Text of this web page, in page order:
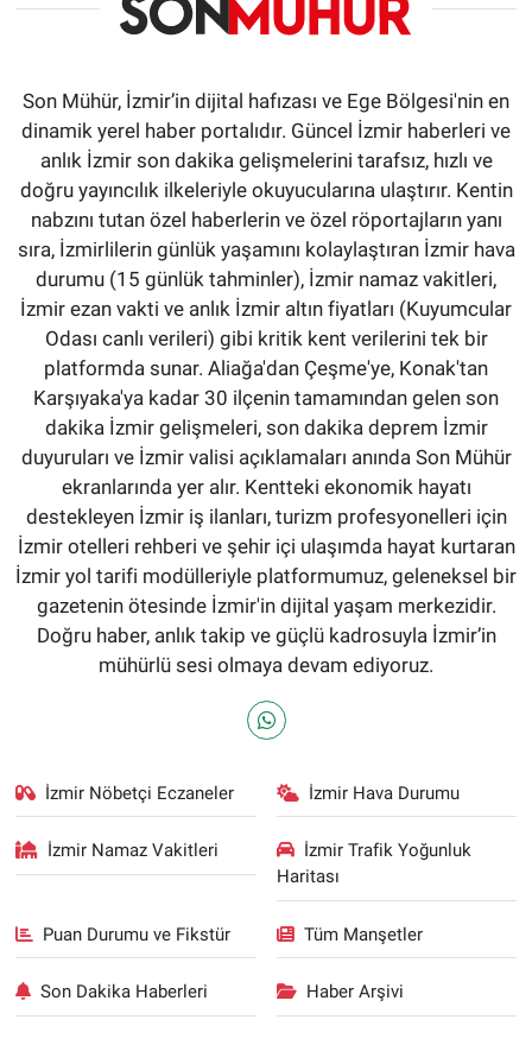
Son Mühür, İzmir’in dijital hafızası ve Ege Bölgesi'nin en
dinamik yerel haber portalıdır. Güncel İzmir haberleri ve
anlık İzmir son dakika gelişmelerini tarafsız, hızlı ve
doğru yayıncılık ilkeleriyle okuyucularına ulaştırır. Kentin
nabzını tutan özel haberlerin ve özel röportajların yanı
sıra, İzmirlilerin günlük yaşamını kolaylaştıran İzmir hava
durumu (15 günlük tahminler), İzmir namaz vakitleri,
İzmir ezan vakti ve anlık İzmir altın fiyatları (Kuyumcular
Odası canlı verileri) gibi kritik kent verilerini tek bir
platformda sunar. Aliağa'dan Çeşme'ye, Konak'tan
Karşıyaka'ya kadar 30 ilçenin tamamından gelen son
dakika İzmir gelişmeleri, son dakika deprem İzmir
duyuruları ve İzmir valisi açıklamaları anında Son Mühür
ekranlarında yer alır. Kentteki ekonomik hayatı
destekleyen İzmir iş ilanları, turizm profesyonelleri için
İzmir otelleri rehberi ve şehir içi ulaşımda hayat kurtaran
İzmir yol tarifi modülleriyle platformumuz, geleneksel bir
gazetenin ötesinde İzmir'in dijital yaşam merkezidir.
Doğru haber, anlık takip ve güçlü kadrosuyla İzmir’in
mühürlü sesi olmaya devam ediyoruz.
İzmir Nöbetçi Eczaneler İzmir Hava Durumu
İzmir Namaz Vakitleri
İzmir Trafik Yoğunluk
Haritası
Puan Durumu ve Fikstür Tüm Manşetler
Son Dakika Haberleri Haber Arşivi